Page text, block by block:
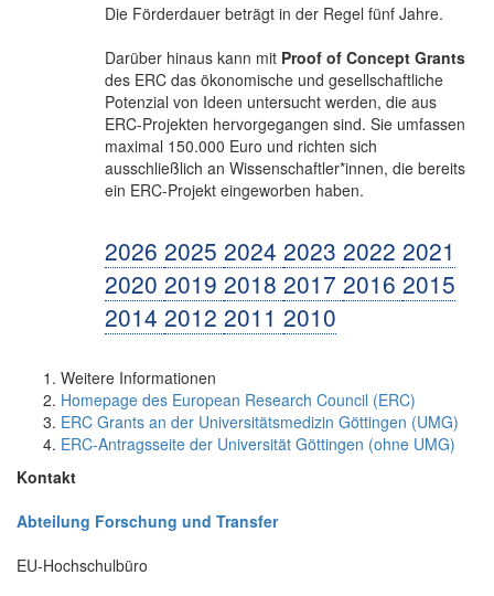
Die Förderdauer beträgt in der Regel fünf Jahre.
Darüber hinaus kann mit Proof of Concept Grants
des ERC das ökonomische und gesellschaftliche
Potenzial von Ideen untersucht werden, die aus
ERC-Projekten hervorgegangen sind. Sie umfassen
maximal 150.000 Euro und richten sich
ausschließlich an Wissenschaftler*innen, die bereits
ein ERC-Projekt eingeworben haben.
2026 2025 2024 2023 2022 2021
2020 2019 2018 2017 2016 2015
2014 2012 2011 2010
Weitere Informationen
Homepage des European Research Council (ERC)
ERC Grants an der Universitätsmedizin Göttingen (UMG)
ERC-Antragsseite der Universität Göttingen (ohne UMG)
Kontakt
Abteilung Forschung und Transfer
EU-Hochschulbüro